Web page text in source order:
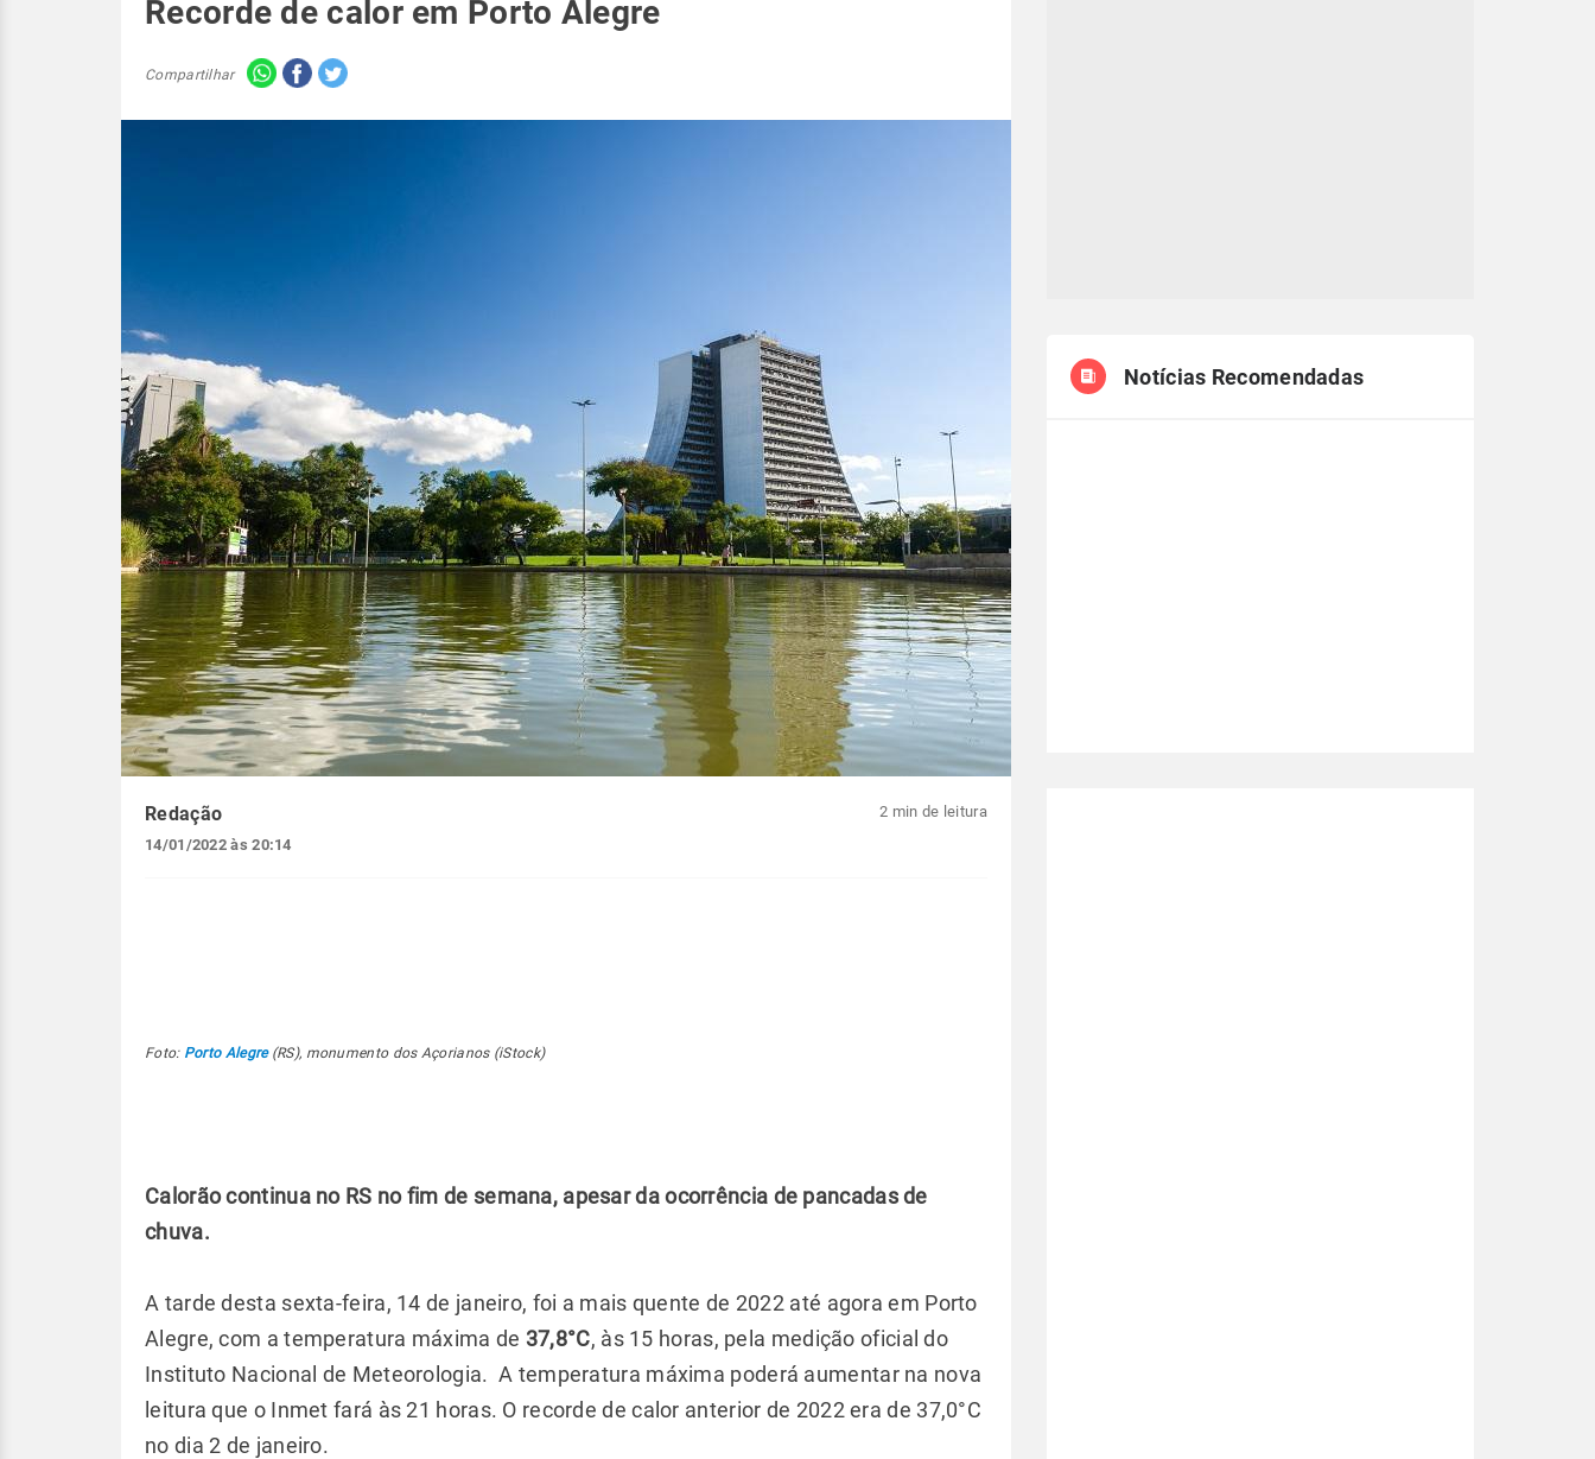
Recorde de calor em Porto Alegre
Compartilhar
Redação
14/01/2022 às 20:14
2 min de leitura
Foto: Porto Alegre(RS), monumento dos Açorianos (iStock)
Calorão continua no RS no fim de semana, apesar da ocorrência de pancadas de
chuva.
A tarde desta sexta-feira, 14 de janeiro, foi a mais quente de 2022 até agora em Porto
Alegre, com a temperatura máxima de 37,8°C, às 15 horas, pela medição oficial do
Instituto Nacional de Meteorologia. A temperatura máxima poderá aumentar na nova
leitura que o Inmet fará às 21 horas. O recorde de calor anterior de 2022 era de 37,0°C
no dia 2 de janeiro.
Notícias Recomendadas